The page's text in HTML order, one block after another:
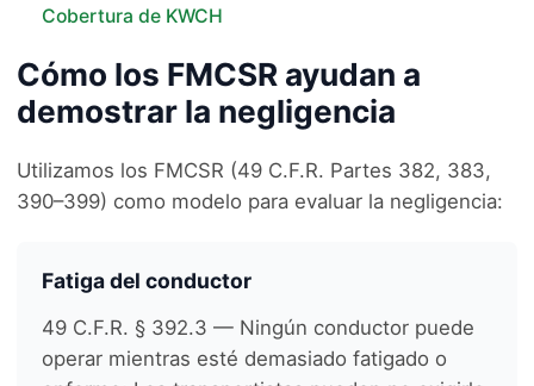
Cobertura de KWCH
Cómo los FMCSR ayudan a
demostrar la negligencia
Utilizamos los FMCSR (49 C.F.R. Partes 382, 383,
390–399) como modelo para evaluar la negligencia:
Fatiga del conductor
49 C.F.R. § 392.3 — Ningún conductor puede
operar mientras esté demasiado fatigado o